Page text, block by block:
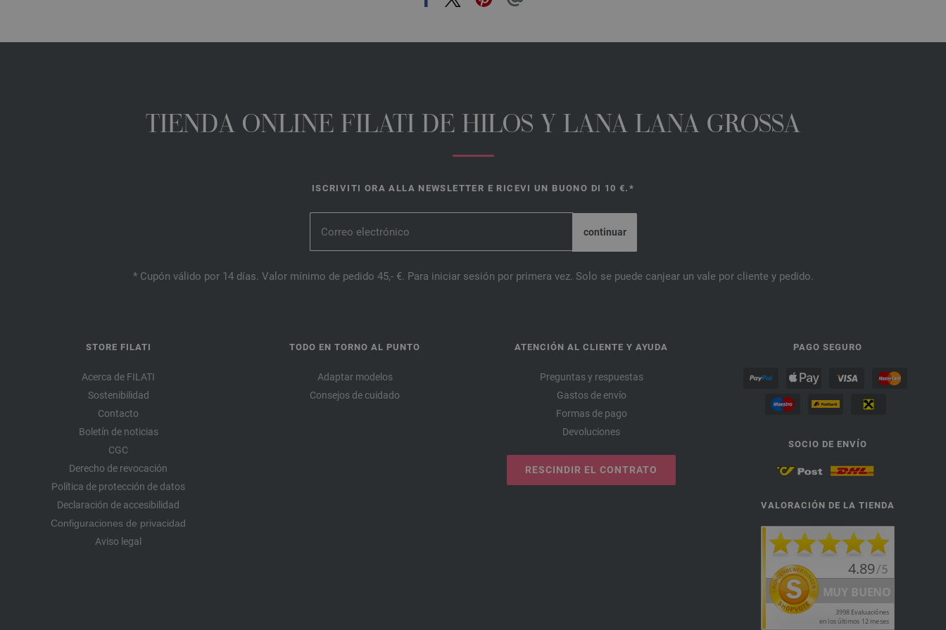
TIENDA ONLINE FILATI DE HILOS Y LANA LANA GROSSA
ISCRIVITI ORA ALLA NEWSLETTER E RICEVI UN BUONO DI 10 €.*
* Cupón válido por 14 días. Valor mínimo de pedido 45,- €. Para iniciar sesión por primera vez. Solo se puede canjear un vale por cliente y pedido.
STORE FILATI
Acerca de FILATI
Sostenibilidad
Contacto
Boletín de noticias
CGC
Derecho de revocación
Política de protección de datos
Declaración de accesibilidad
Configuraciones de privacidad
Aviso legal
TODO EN TORNO AL PUNTO
Adaptar modelos
Consejos de cuidado
ATENCIÓN AL CLIENTE Y AYUDA
Preguntas y respuestas
Gastos de envío
Formas de pago
Devoluciones
RESCINDIR EL CONTRATO
PAGO SEGURO
SOCIO DE ENVÍO
VALORACIÓN DE LA TIENDA